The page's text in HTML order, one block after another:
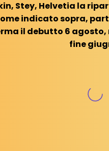
Stey, Helvetia la
indicato sopra,
il debutto 6
fine